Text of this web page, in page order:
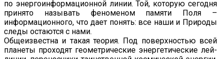
по энергоинформационной линии. Той, которую сегодня
принято называть феноменом памяти Поля –
информационного, что дает понять: все наши и Природы
следы остаются с нами.
Общеизвестна и такая теория. Под поверхностью всей
планеты проходят геометрические энергетические лей-